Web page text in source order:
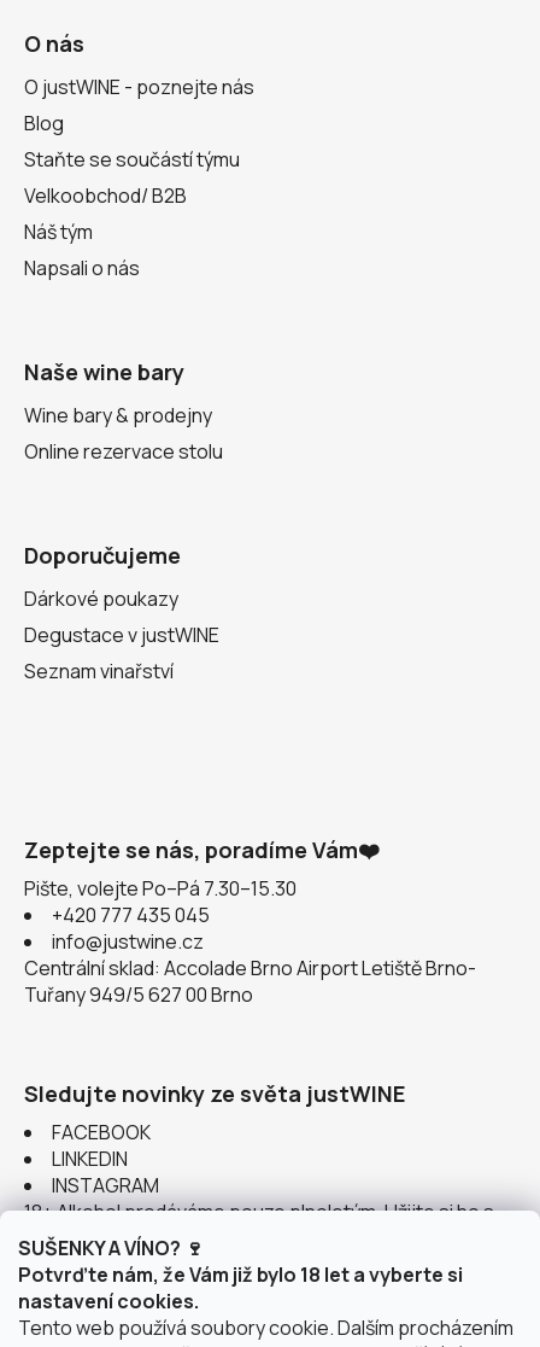
SUŠENKY A VÍNO? 🍷
Potvrďte nám, že Vám již bylo 18 let a vyberte si
nastavení cookies.
Tento web používá soubory cookie. Dalším procházením
O nás
O justWINE - poznejte nás
Blog
Staňte se součástí týmu
Velkoobchod/ B2B
Náš tým
Napsali o nás
Naše wine bary
Wine bary & prodejny
Online rezervace stolu
Doporučujeme
Dárkové poukazy
Degustace v justWINE
Seznam vinařství
Zeptejte se nás, poradíme Vám❤️
Pište, volejte Po–Pá 7.30–15.30
+420 777 435 045
info@justwine.cz
Centrální sklad: Accolade Brno Airport Letiště Brno-
Tuřany 949/5 627 00 Brno
Sledujte novinky ze světa justWINE
FACEBOOK
LINKEDIN
INSTAGRAM
18+ Alkohol prodáváme pouze plnoletým. Užijte si ho s
rozumem.